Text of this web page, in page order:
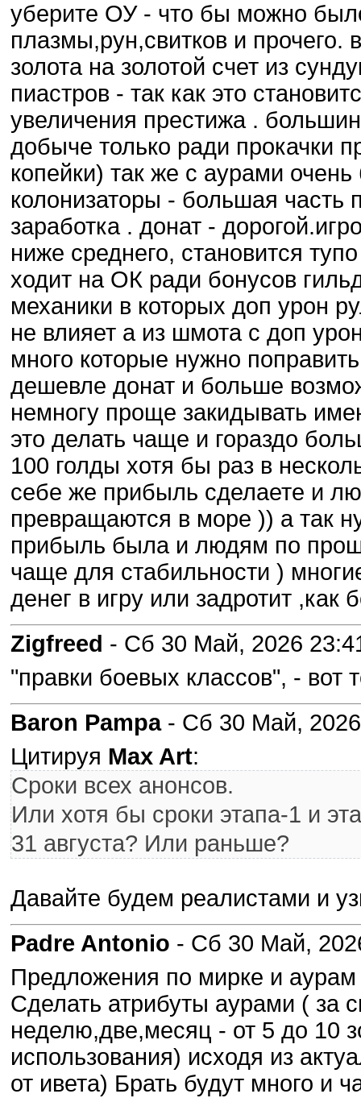
уберите ОУ - что бы можно
плазмы,рун,свитков и
золота на золотой счет из
пиастров - так как это
увеличения престижа .
добыче только ради прокачки
копейки) так же с аурами
колонизаторы - большая часть
заработка . донат -
ниже среднего, становится
ходит на ОК ради бонусов
механики в которых доп урон
не влияет а из шмота с доп
много которые нужно
дешевле донат и больше
немногу проще закидывать
это делать чаще и гораздо
100 голды хотя бы раз в
себе же прибыль сделаете и
превращаются в море )) а так
прибыль была и людям по
чаще для стабильности )
денег в игру или задротит
Zigfreed - Сб 30 Май, 2026
"правки боевых классов", - вот
Baron Pampa- Сб 30 Май,
Цитируя Max Art:
Сроки всех анонсов.
Или хотя бы сроки этапа-1 и
31 августа? Или раньше?
Давайте будем реалистами и
Padre Antonio - Сб 30 Май,
Предложения по мирке и аурам
Сделать атрибуты аурами ( за
неделю,две,месяц - от 5 до 10
использования) исходя из
от ивета) Брать будут много и